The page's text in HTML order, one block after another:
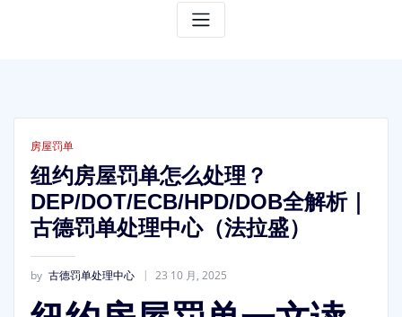
房屋罚单
纽约房屋罚单怎么处理？
DEP/DOT/ECB/HPD/DOB全解析｜
古德罚单处理中心（法拉盛）
by 古德罚单处理中心 23 10 月, 2025